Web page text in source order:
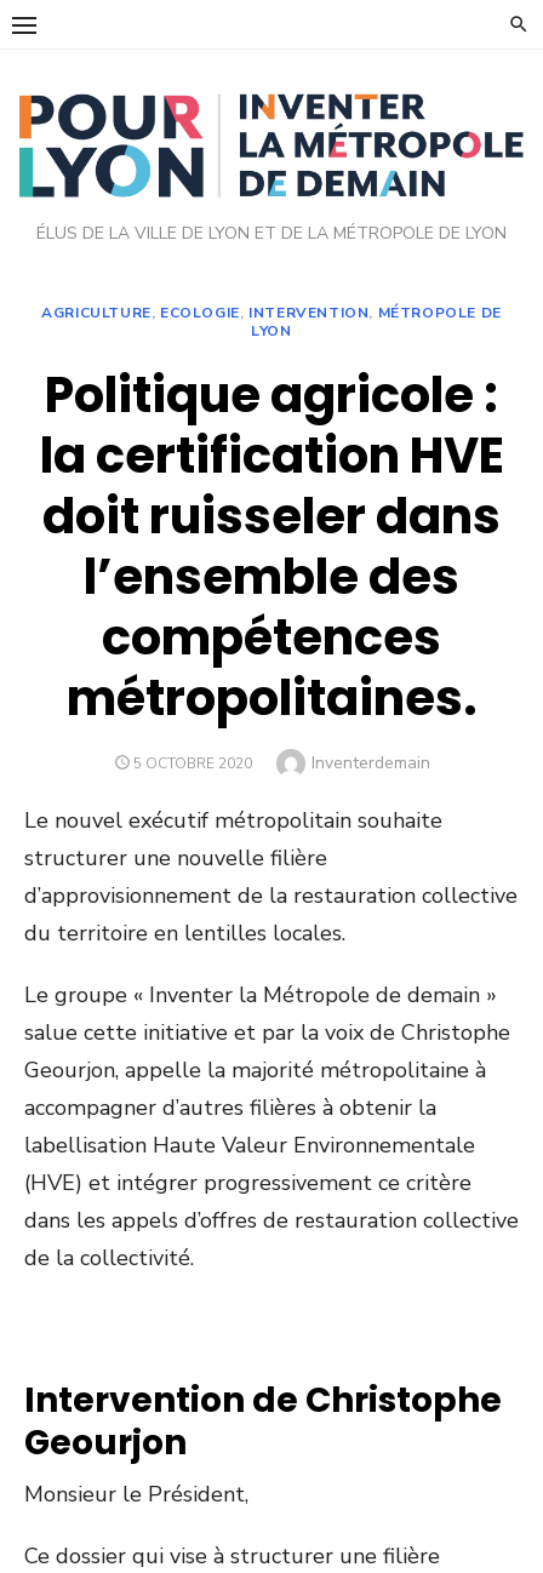
Skip
ÉLUS DE LA VILLE DE LYON ET DE LA MÉTROPOLE DE LYON
AGRICULTURE, ECOLOGIE, INTERVENTION, MÉTROPOLE DE
LYON
Politique agricole :
la certification HVE
doit ruisseler dans
l’ensemble des
compétences
métropolitaines.
POSTED
5 OCTOBRE 2020 Author
Inventerdemain
Le nouvel exécutif métropolitain souhaite
structurer une nouvelle filière
d’approvisionnement de la restauration collective
du territoire en lentilles locales.
Le groupe « Inventer la Métropole de demain »
salue cette initiative et par la voix de Christophe
Geourjon, appelle la majorité métropolitaine à
accompagner d’autres filières à obtenir la
labellisation Haute Valeur Environnementale
(HVE) et intégrer progressivement ce critère
dans les appels d’offres de restauration collective
de la collectivité.
Intervention de Christophe
Geourjon
Monsieur le Président,
Ce dossier qui vise à structurer une filière